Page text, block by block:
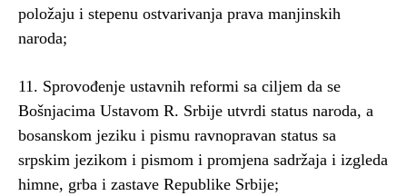
položaju i stepenu ostvarivanja prava manjinskih
naroda;
11. Sprovođenje ustavnih reformi sa ciljem da se
Bošnjacima Ustavom R. Srbije utvrdi status naroda, a
bosanskom jeziku i pismu ravnopravan status sa
srpskim jezikom i pismom i promjena sadržaja i izgleda
himne, grba i zastave Republike Srbije;